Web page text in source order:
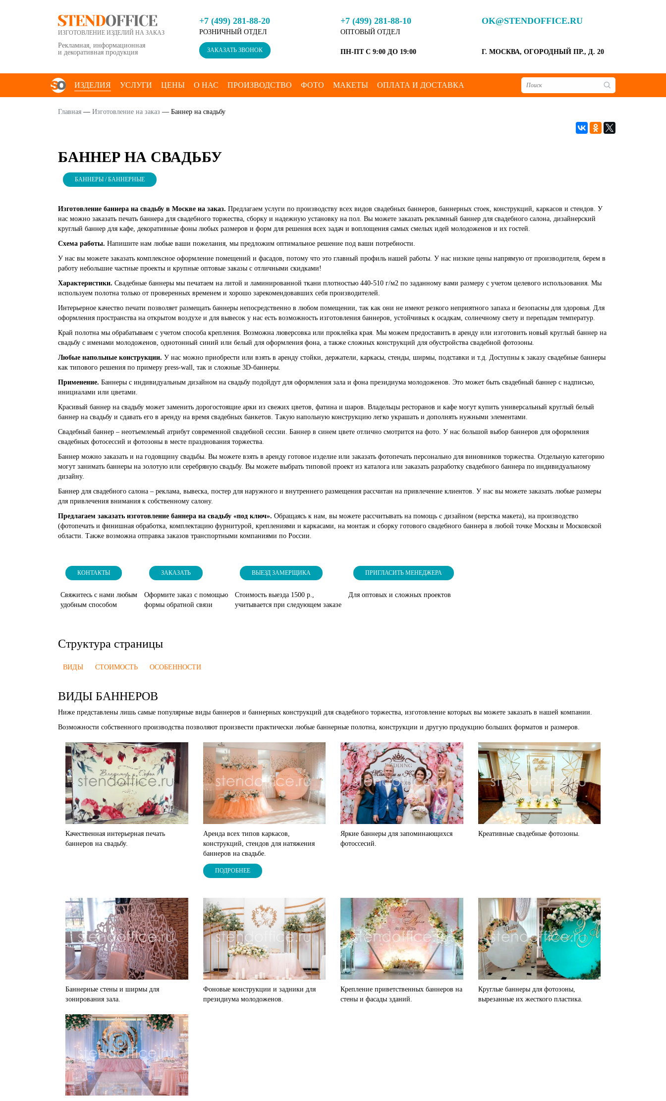
ИЗГОТОВЛЕНИЕ ИЗДЕЛИЙ НА ЗАКАЗ
Рекламная, информационная
и декоративная продукция
+7 (499) 281-88-20
РОЗНИЧНЫЙ ОТДЕЛ
ЗАКАЗАТЬ ЗВОНОК
+7 (499) 281-88-10
ОПТОВЫЙ ОТДЕЛ
ПН-ПТ С 9:00 ДО 19:00
OK@STENDOFFICE.RU
Г. МОСКВА, ОГОРОДНЫЙ ПР., Д. 20
ИЗДЕЛИЯ УСЛУГИ ЦЕНЫ О НАС ПРОИЗВОДСТВО ФОТО МАКЕТЫ ОПЛАТА И ДОСТАВКА
КОНТАКТЫ
Главная — Изготовление на заказ — Баннер на свадьбу
БАННЕР НА СВАДЬБУ
БАННЕРЫ / БАННЕРНЫЕ
Изготовление баннера на свадьбу в Москве на заказ. Предлагаем услуги по производству всех видов свадебных баннеров, баннерных стоек, конструкций, каркасов и стендов. У
нас можно заказать печать баннера для свадебного торжества, сборку и надежную установку на пол. Вы можете заказать рекламный баннер для свадебного салона, дизайнерский
круглый баннер для кафе, декоративные фоны любых размеров и форм для решения всех задач и воплощения самых смелых идей молодоженов и их гостей.
Схема работы. Напишите нам любые ваши пожелания, мы предложим оптимальное решение под ваши потребности.
У нас вы можете заказать комплексное оформление помещений и фасадов, потому что это главный профиль нашей работы. У нас низкие цены напрямую от производителя, берем в
работу небольшие частные проекты и крупные оптовые заказы с отличными скидками!
Характеристики. Свадебные баннеры мы печатаем на литой и ламинированной ткани плотностью 440-510 г/м2 по заданному вами размеру с учетом целевого использования. Мы
используем полотна только от проверенных временем и хорошо зарекомендовавших себя производителей.
Интерьерное качество печати позволяет размещать баннеры непосредственно в любом помещении, так как они не имеют резкого неприятного запаха и безопасны для здоровья. Для
оформления пространства на открытом воздухе и для вывесок у нас есть возможность изготовления баннеров, устойчивых к осадкам, солнечному свету и перепадам температур.
Край полотна мы обрабатываем с учетом способа крепления. Возможна люверсовка или проклейка края. Мы можем предоставить в аренду или изготовить новый круглый баннер на
свадьбу с именами молодоженов, однотонный синий или белый для оформления фона, а также сложных конструкций для обустройства свадебной фотозоны.
Любые напольные конструкции. У нас можно приобрести или взять в аренду стойки, держатели, каркасы, стенды, ширмы, подставки и т.д. Доступны к заказу свадебные баннеры
как типового решения по примеру press-wall, так и сложные 3D-баннеры.
Применение. Баннеры с индивидуальным дизайном на свадьбу подойдут для оформления зала и фона президиума молодоженов. Это может быть свадебный баннер с надписью,
инициалами или цветами.
Красивый баннер на свадьбу может заменить дорогостоящие арки из свежих цветов, фатина и шаров. Владельцы ресторанов и кафе могут купить универсальный круглый белый
баннер на свадьбу и сдавать его в аренду на время свадебных банкетов. Такую напольную конструкцию легко украшать и дополнять нужными элементами.
Свадебный баннер – неотъемлемый атрибут современной свадебной сессии. Баннер в синем цвете отлично смотрится на фото. У нас большой выбор баннеров для оформления
свадебных фотосессий и фотозоны в месте празднования торжества.
Баннер можно заказать и на годовщину свадьбы. Вы можете взять в аренду готовое изделие или заказать фотопечать персонально для виновников торжества. Отдельную категорию
могут занимать баннеры на золотую или серебряную свадьбу. Вы можете выбрать типовой проект из каталога или заказать разработку свадебного баннера по индивидуальному
дизайну.
Баннер для свадебного салона – реклама, вывеска, постер для наружного и внутреннего размещения рассчитан на привлечение клиентов. У нас вы можете заказать любые размеры
для привлечения внимания к собственному салону.
Предлагаем заказать изготовление баннера на свадьбу «под ключ». Обращаясь к нам, вы можете рассчитывать на помощь с дизайном (верстка макета), на производство
(фотопечать и финишная обработка, комплектацию фурнитурой, креплениями и каркасами, на монтаж и сборку готового свадебного баннера в любой точке Москвы и Московской
области. Также возможна отправка заказов транспортными компаниями по России.
КОНТАКТЫ
Свяжитесь с нами любым
удобным способом
ЗАКАЗАТЬ
Оформите заказ с помощью
формы обратной связи
ВЫЕЗД ЗАМЕРЩИКА
Стоимость выезда 1500 р.,
учитывается при следующем заказе
ПРИГЛАСИТЬ МЕНЕДЖЕРА
Для оптовых и сложных проектов
Структура страницы
ВИДЫ СТОИМОСТЬ ОСОБЕННОСТИ
ВИДЫ БАННЕРОВ
Ниже представлены лишь самые популярные виды баннеров и баннерных конструкций для свадебного торжества, изготовление которых вы можете заказать в нашей компании.
Возможности собственного производства позволяют произвести практически любые баннерные полотна, конструкции и другую продукцию больших форматов и размеров.
Качественная интерьерная печать
баннеров на свадьбу.
Аренда всех типов каркасов,
конструкций, стендов для натяжения
баннеров на свадьбе.
ПОДРОБНЕЕ
Яркие баннеры для запоминающихся
фотоссесий.
Креативные свадебные фотозоны.
Баннерные стены и ширмы для
зонирования зала.
Фоновые конструкции и задники для
президиума молодоженов.
Крепление приветственных баннеров на
стены и фасады зданий.
Круглые баннеры для фотозоны,
вырезанные их жесткого пластика.